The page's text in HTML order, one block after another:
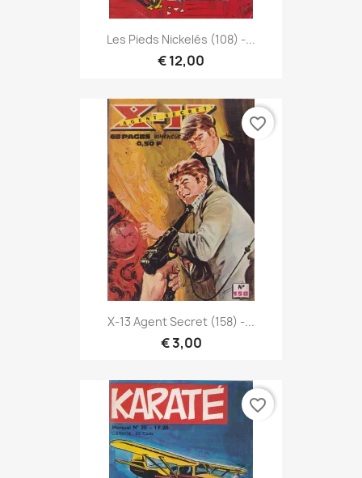
Les Pieds Nickelés (108) -...
€ 12,00
X-13 Agent Secret (158) -...
€ 3,00
favorite_border
favorite_border